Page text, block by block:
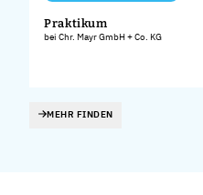
Praktikum
bei Chr. Mayr GmbH + Co. KG
MEHR FINDEN